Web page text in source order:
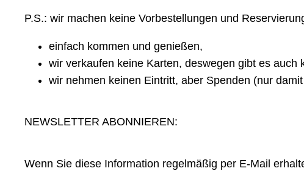
P.S.: wir machen keine Vorbestellungen und
einfach kommen und genießen,
wir verkaufen keine Karten, deswegen gibt es auch
wir nehmen keinen Eintritt, aber Spenden (nur
NEWSLETTER ABONNIEREN:
Wenn Sie diese Information regelmäßig per E-Mail